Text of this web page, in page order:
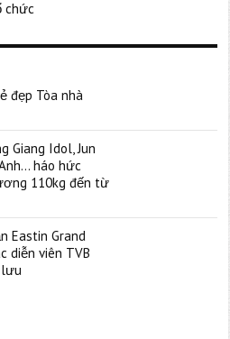
chức
đẹp Tòa nhà
Giang Idol, Jun
háo hức
110kg đến từ
Eastin Grand
diễn viên TVB
lưu